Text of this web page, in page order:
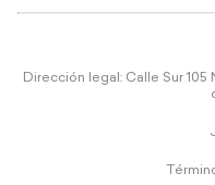
Dirección legal: Calle Sur 105